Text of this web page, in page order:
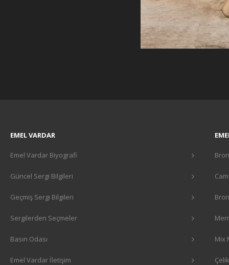
EMEL VARDAR
Emel Vardar Biyografi
Güncel Sergi Bilgileri
Geçmiş Sergi Bilgileri
Sergilerden Seçmeler
Basın Odası
Emel Vardar İletişim
Mix